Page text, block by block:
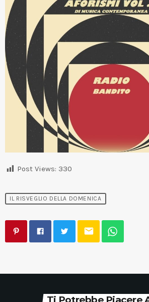
Post Views: 330
IL RISVEGLIO DELLA DOMENICA
email